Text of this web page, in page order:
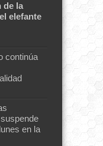
de la
elefante
continúa
en la